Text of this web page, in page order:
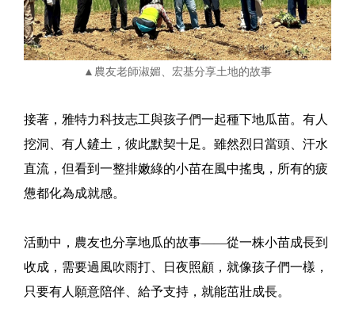
▲農友老師淑媚、宏基分享土地的故事
接著，雅特力科技志工與孩子們一起種下地瓜苗。有人
挖洞、有人鏟土，彼此默契十足。雖然烈日當頭、汗水
直流，但看到一整排嫩綠的小苗在風中搖曳，所有的疲
憊都化為成就感。
活動中，農友也分享地瓜的故事——從一株小苗成長到
收成，需要過風吹雨打、日夜照顧，就像孩子們一樣，
只要有人願意陪伴、給予支持，就能茁壯成長。